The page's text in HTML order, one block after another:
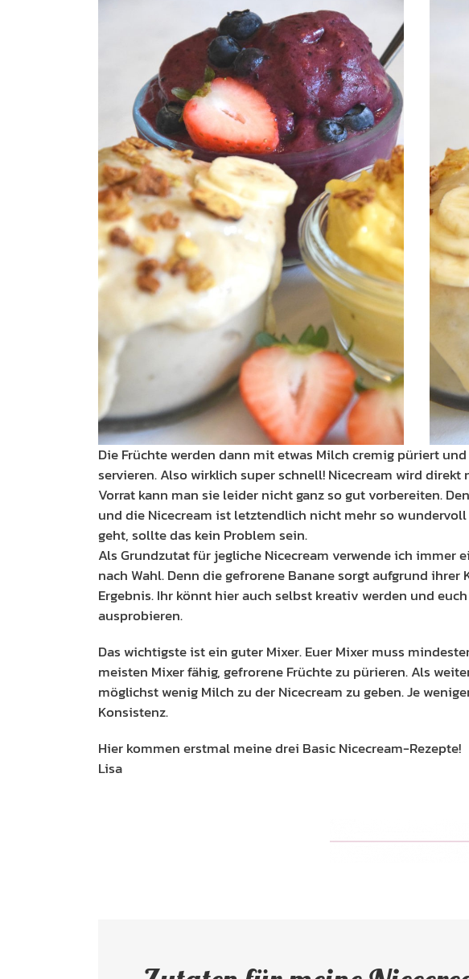
Die Früchte werden dann mit etwas Milch cremig püriert
servieren. Also wirklich super schnell! Nicecream wird
Vorrat kann man sie leider nicht ganz so gut vorbereiten.
und die Nicecream ist letztendlich nicht mehr so
geht, sollte das kein Problem sein.
Als Grundzutat für jegliche Nicecream verwende ich immer
nach Wahl. Denn die gefrorene Banane sorgt aufgrund
Ergebnis. Ihr könnt hier auch selbst kreativ werden und
ausprobieren.
Das wichtigste ist ein guter Mixer. Euer Mixer muss
meisten Mixer fähig, gefrorene Früchte zu pürieren. Als
möglichst wenig Milch zu der Nicecream zu geben. Je
Konsistenz.
Hier kommen erstmal meine drei Basic Nicecream-Rezepte!
Lisa